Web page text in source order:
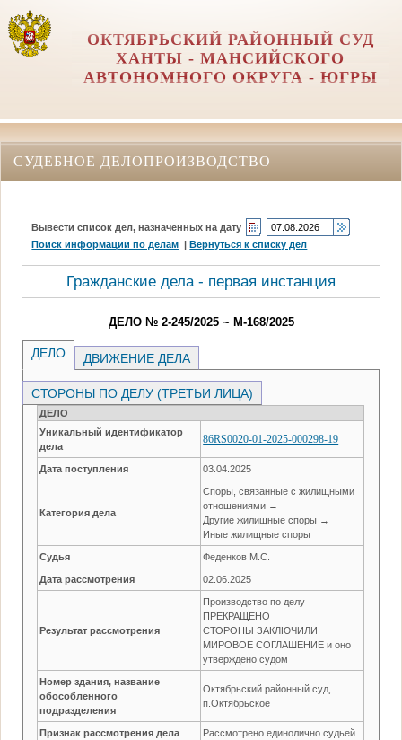
ОКТЯБРЬСКИЙ РАЙОННЫЙ СУД
ХАНТЫ - МАНСИЙСКОГО
АВТОНОМНОГО ОКРУГА - ЮГРЫ
СУДЕБНОЕ ДЕЛОПРОИЗВОДСТВО
Вывести список дел, назначенных на дату
Поиск информации по делам |Вернуться к списку дел
Гражданские дела - первая инстанция
ДЕЛО № 2-245/2025 ~ М-168/2025
ДЕЛО ДВИЖЕНИЕ ДЕЛА
СТОРОНЫ ПО ДЕЛУ (ТРЕТЬИ ЛИЦА)
ДЕЛО
Уникальный идентификатор
дела
86RS0020-01-2025-000298-19
Дата поступления 03.04.2025
Категория дела
Споры, связанные с жилищными
отношениями →
Другие жилищные споры →
Иные жилищные споры
Судья Феденков М.С.
Дата рассмотрения 02.06.2025
Результат рассмотрения
Производство по делу
ПРЕКРАЩЕНО
СТОРОНЫ ЗАКЛЮЧИЛИ
МИРОВОЕ СОГЛАШЕНИЕ и оно
утверждено судом
Номер здания, название
обособленного
подразделения
Октябрьский районный суд,
п.Октябрьское
Признак рассмотрения дела Рассмотрено единолично судьей